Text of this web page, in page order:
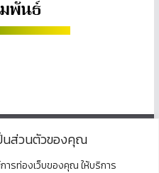
นส่วนตัวของคุณ
ารท่องเว็บของคุณ ให้บริการ